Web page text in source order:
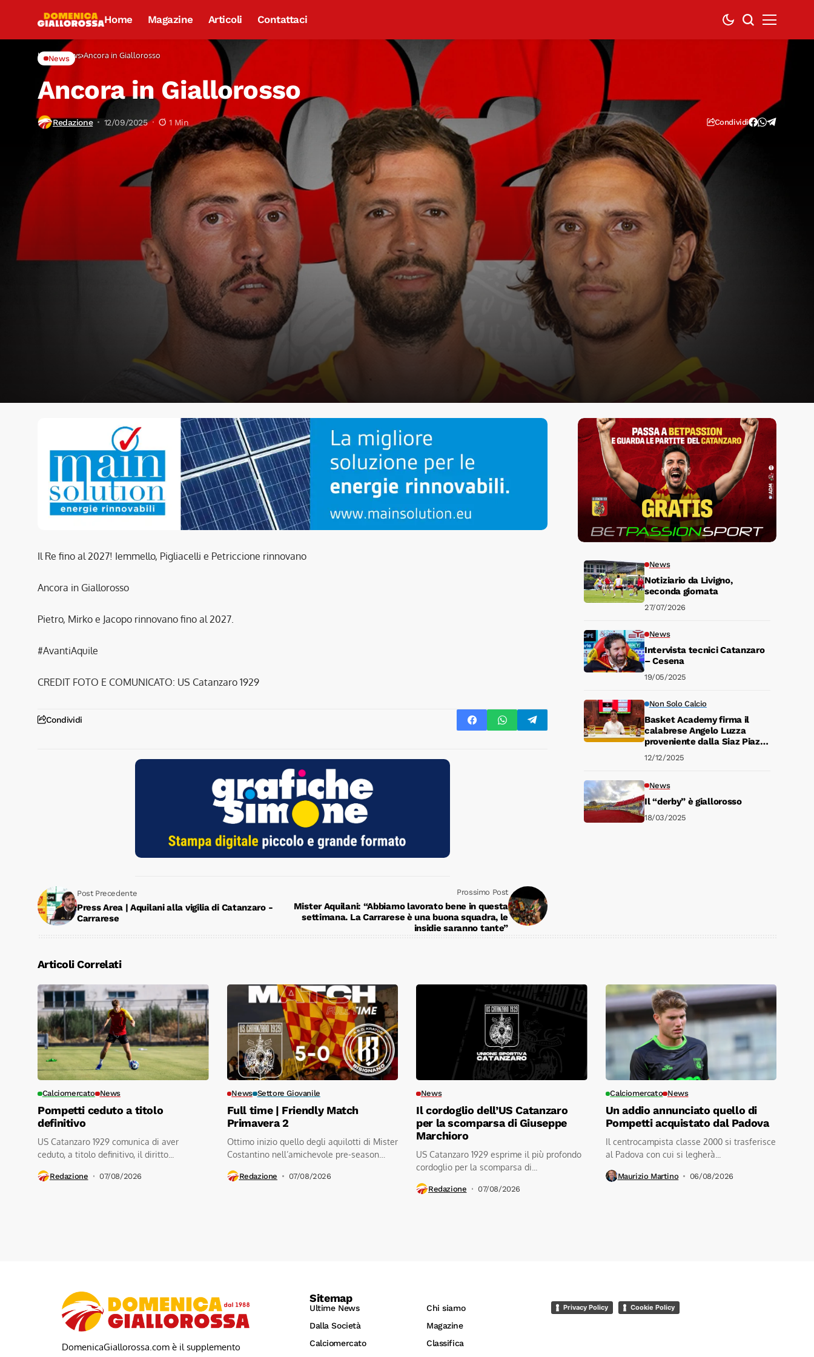
Home Magazine Articoli Contattaci
Home News Ancora in Giallorosso
News
Ancora in Giallorosso
Redazione 12/09/2025 1 Min Condividi
Il Re fino al 2027! Iemmello, Pigliacelli e Petriccione rinnovano
Ancora in Giallorosso
Pietro, Mirko e Jacopo rinnovano fino al 2027.
#AvantiAquile
CREDIT FOTO E COMUNICATO: US Catanzaro 1929
Condividi
Post Precedente
Press Area | Aquilani alla vigilia di Catanzaro -
Carrarese
Prossimo Post
Mister Aquilani: “Abbiamo lavorato bene in questa
settimana. La Carrarese è una buona squadra, le
insidie saranno tante”
News
Notiziario da Livigno,
seconda giornata
27/07/2026
News
Intervista tecnici Catanzaro
– Cesena
19/05/2025
Non Solo Calcio
Basket Academy firma il
calabrese Angelo Luzza
proveniente dalla Siaz Piazza
Armerina in B Nazionale
12/12/2025
News
Il “derby” è giallorosso
18/03/2025
Articoli Correlati
Calciomercato News
Pompetti ceduto a titolo
definitivo
US Catanzaro 1929 comunica di aver
ceduto, a titolo definitivo, il diritto...
Redazione 07/08/2026
News Settore Giovanile
Full time | Friendly Match
Primavera 2
Ottimo inizio quello degli aquilotti di Mister
Costantino nell’amichevole pre-season
Redazione 07/08/2026
News
Il cordoglio dell’US Catanzaro
per la scomparsa di Giuseppe
Marchioro
US Catanzaro 1929 esprime il più profondo
cordoglio per la scomparsa di...
Redazione 07/08/2026
Calciomercato News
Un addio annunciato quello di
Pompetti acquistato dal Padova
Il centrocampista classe 2000 si trasferisce
al Padova con cui si legherà...
Maurizio Martino 06/08/2026
DomenicaGiallorossa.com è il supplemento
Sitemap
Ultime News
Chi siamo
Dalla Società
Magazine
Calciomercato
Classifica
Privacy Policy Cookie Policy